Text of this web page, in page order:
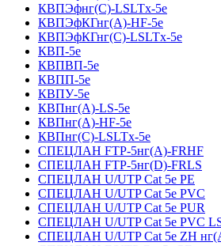
КВПЭфнг(С)-LSLTx-5е
КВПЭфКГнг(А)-HF-5е
КВПЭфКГнг(С)-LSLTx-5е
КВП-5е
КВПВП-5е
КВПП-5е
КВПУ-5е
КВПнг(А)-LS-5е
КВПнг(А)-HF-5е
КВПнг(С)-LSLTx-5е
СПЕЦЛАН FTP-5нг(А)-FRHF
СПЕЦЛАН FTP-5нг(D)-FRLS
СПЕЦЛАН U/UTP Cat 5e PE
СПЕЦЛАН U/UTP Cat 5e PVC
СПЕЦЛАН U/UTP Cat 5e PUR
СПЕЦЛАН U/UTP Cat 5e PVC
СПЕЦЛАН U/UTP Cat 5e ZH